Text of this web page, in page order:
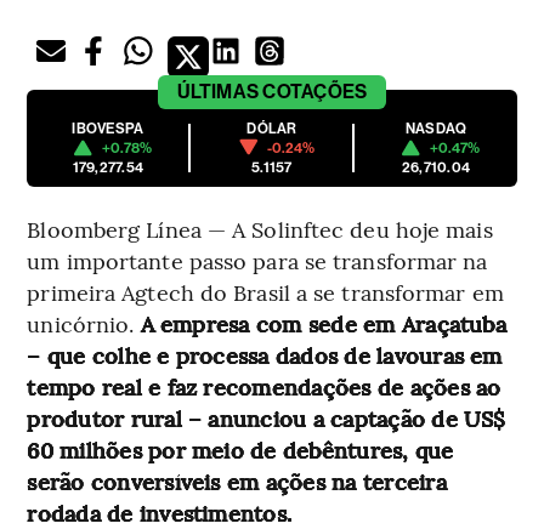
ÚLTIMASCOTAÇÕES
IBOVESPA
+0.78%
179,277.54
DÓLAR
-0.24%
5.1157
NASDAQ
+0.47%
26,710.04
Bloomberg Línea — A Solinftec deu hoje mais
um importante passo para se transformar na
primeira Agtech do Brasil a se transformar em
unicórnio.A empresa com sede em Araçatuba
– que colhe e processa dados de lavouras em
tempo real e faz recomendações de ações ao
produtor rural – anunciou a captação de US$
60 milhões por meio de debêntures, que
serão conversíveis em ações na terceira
rodada de investimentos.